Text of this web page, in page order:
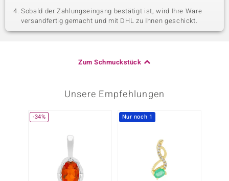
Sobald der Zahlungseingang bestätigt ist, wird Ihre Ware
versandfertig gemacht und mit DHL zu Ihnen geschickt.
Zum Schmuckstück
Unsere Empfehlungen
-34% Nur noch 1